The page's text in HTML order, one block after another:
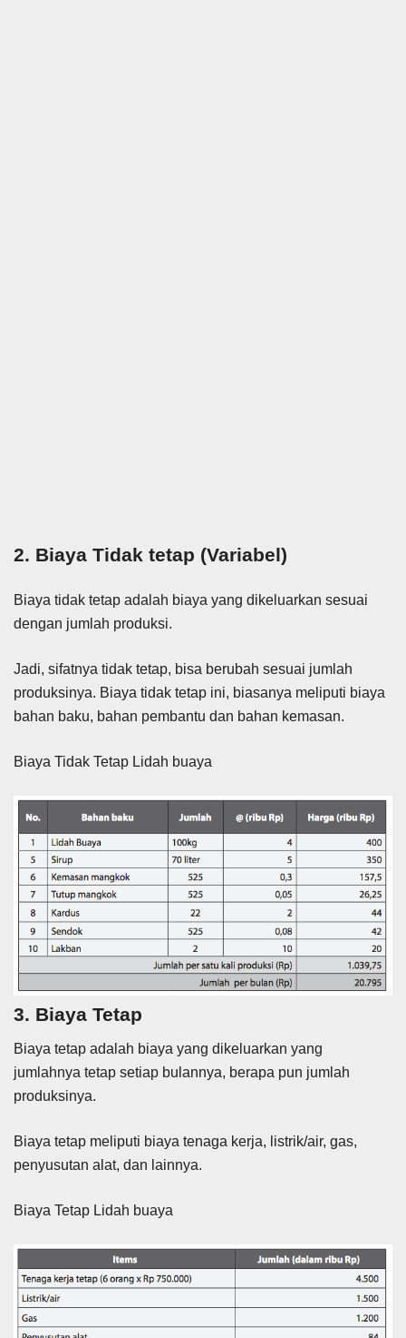
2. Biaya Tidak tetap (Variabel)
Biaya tidak tetap adalah biaya yang dikeluarkan sesuai
dengan jumlah produksi.
Jadi, sifatnya tidak tetap, bisa berubah sesuai jumlah
produksinya. Biaya tidak tetap ini, biasanya meliputi biaya
bahan baku, bahan pembantu dan bahan kemasan.
Biaya Tidak Tetap Lidah buaya
3. Biaya Tetap
Biaya tetap adalah biaya yang dikeluarkan yang
jumlahnya tetap setiap bulannya, berapa pun jumlah
produksinya.
Biaya tetap meliputi biaya tenaga kerja, listrik/air, gas,
penyusutan alat, dan lainnya.
Biaya Tetap Lidah buaya